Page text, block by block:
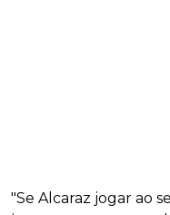
"Se Alcaraz jogar ao